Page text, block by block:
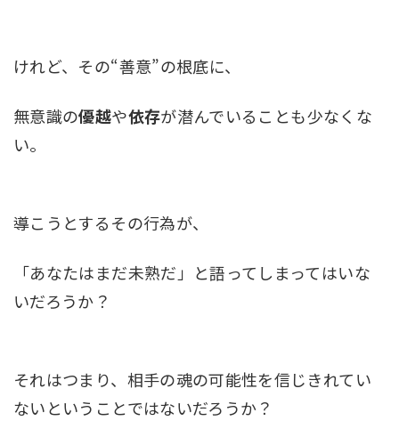
けれど、その“善意”の根底に、
無意識の優越や依存が潜んでいることも少なくな
い。
導こうとするその行為が、
「あなたはまだ未熟だ」と語ってしまってはいな
いだろうか？
それはつまり、相手の魂の可能性を信じきれてい
ないということではないだろうか？